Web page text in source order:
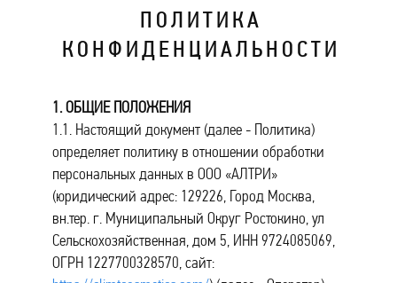
П О Л И Т И К А
К О Н Ф И Д Е Н Ц И А Л Ь Н О С Т И
1. ОБЩИЕ ПОЛОЖЕНИЯ
1.1. Настоящий документ (далее - Политика)
определяет политику в отношении обработки
персональных данных в ООО «АЛТРИ»
(юридический адрес: 129226, Город Москва,
вн.тер. г. Муниципальный Округ Ростокино, ул
Сельскохозяйственная, дом 5, ИНН 9724085069,
ОГРН 1227700328570, сайт: